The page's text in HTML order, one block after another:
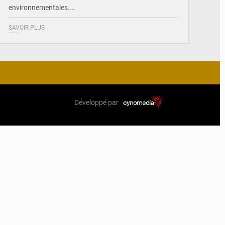
environnementales.…
SAVOIR PLUS
Développé par